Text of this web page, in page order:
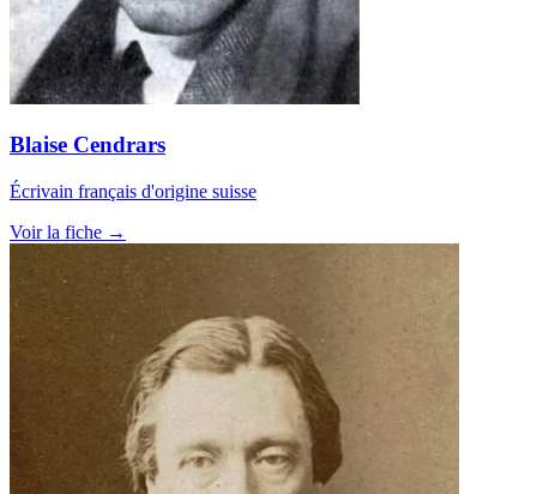
Blaise Cendrars
Écrivain français d'origine suisse
Voir la fiche →